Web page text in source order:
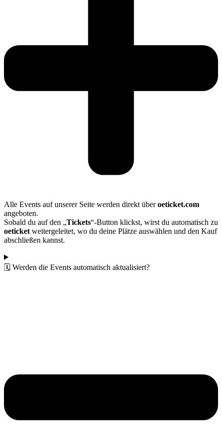
Alle Events auf unserer Seite werden direkt überoeticket.com
angeboten.
Sobald du auf den „Tickets“-Button klickst, wirst du automatisch zu
oeticketweitergeleitet, wo du deine Plätze auswählen und den Kauf
abschließen kannst.
🗓️ Werden die Events automatisch aktualisiert?